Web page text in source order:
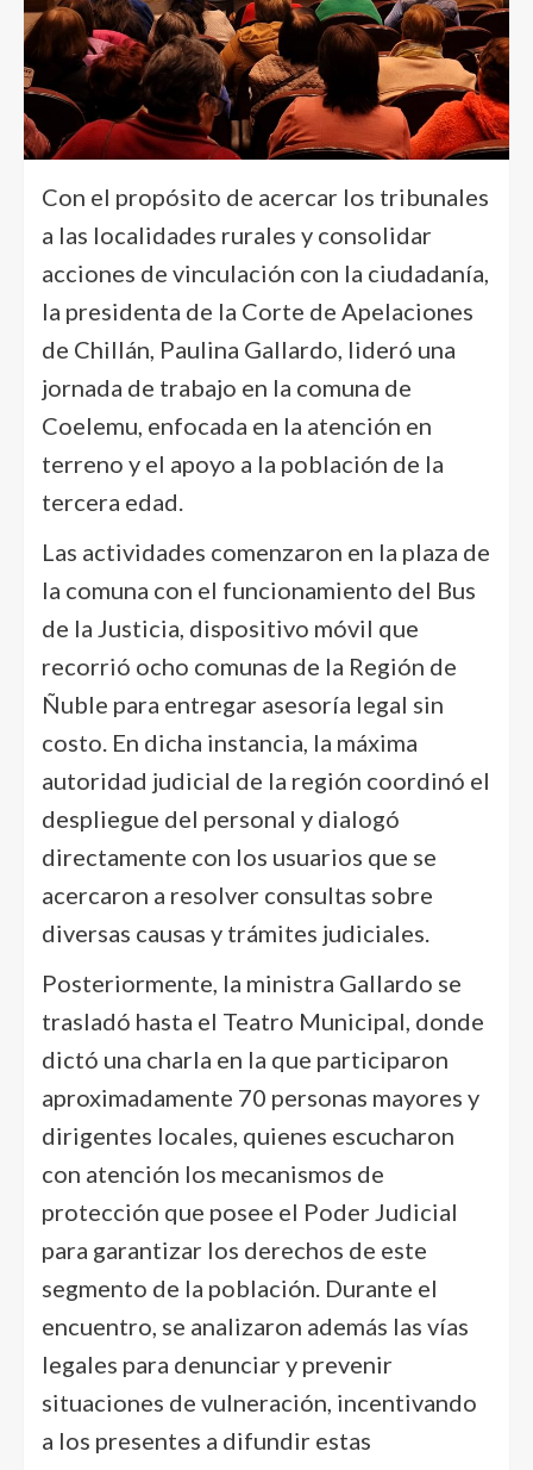
Con el propósito de acercar los tribunales
a las localidades rurales y consolidar
acciones de vinculación con la ciudadanía,
la presidenta de la Corte de Apelaciones
de Chillán, Paulina Gallardo, lideró una
jornada de trabajo en la comuna de
Coelemu, enfocada en la atención en
terreno y el apoyo a la población de la
tercera edad.
Las actividades comenzaron en la plaza de
la comuna con el funcionamiento del Bus
de la Justicia, dispositivo móvil que
recorrió ocho comunas de la Región de
Ñuble para entregar asesoría legal sin
costo. En dicha instancia, la máxima
autoridad judicial de la región coordinó el
despliegue del personal y dialogó
directamente con los usuarios que se
acercaron a resolver consultas sobre
diversas causas y trámites judiciales.
Posteriormente, la ministra Gallardo se
trasladó hasta el Teatro Municipal, donde
dictó una charla en la que participaron
aproximadamente 70 personas mayores y
dirigentes locales, quienes escucharon
con atención los mecanismos de
protección que posee el Poder Judicial
para garantizar los derechos de este
segmento de la población. Durante el
encuentro, se analizaron además las vías
legales para denunciar y prevenir
situaciones de vulneración, incentivando
a los presentes a difundir estas